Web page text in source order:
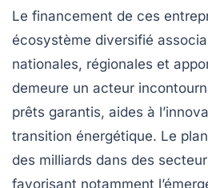
Le financement de ces
écosystème diversifié
nationales, régionales et
demeure un acteur
prêts garantis, aides à
transition énergétique. Le
des milliards dans des
favorisant notamment